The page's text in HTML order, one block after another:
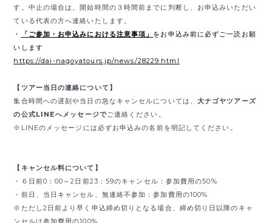
す。中止の場合は、開始時間の３時間前までに判断し、お申込みいただい
ている代表の方へ連絡いたします。
・
「ご参加・お申込みにおける注意事項」 をお申込み前に必ずご一読お願
いします
https://dai-nagoyatours.jp/news/28229.html
【ツアー当日の連絡について】
集合時間への遅刻や当日の急なキャンセルについては、 大ナゴヤツアーズ
の公式LINEへメッセージでご連絡ください。
※LINEのメッセージには必ずお申込みの名前を明記してください。
【キャンセル料について】
・６日前0：00～2日前23：59のキャンセル：参加費用の50%
・前日、当日キャンセル、無連絡不参加：参加費用の100%
※ただし2日前より早く申込締め切りとなる場合、締め切り日以降のキャ
ンセルは参加費用の100%